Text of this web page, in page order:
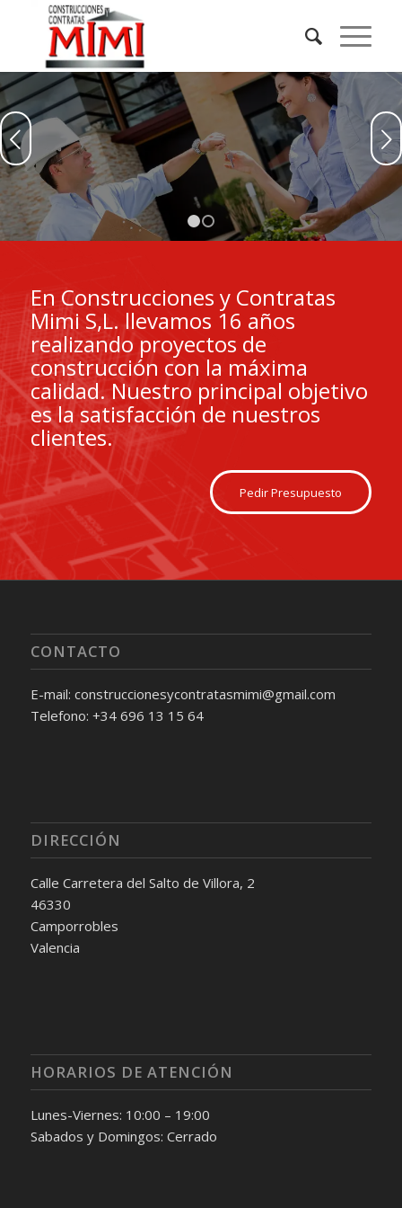
Posterior
1 2
En Construcciones y Contratas
Mimi S,L. llevamos 16 años
realizando proyectos de
construcción con la máxima
calidad. Nuestro principal objetivo
es la satisfacción de nuestros
clientes.
Pedir Presupuesto
CONTACTO
E-mail: construccionesycontratasmimi@gmail.com
Telefono: +34 696 13 15 64
DIRECCIÓN
Calle Carretera del Salto de Villora, 2
46330
Camporrobles
Valencia
HORARIOS DE ATENCIÓN
Lunes-Viernes: 10:00 – 19:00
Sabados y Domingos: Cerrado